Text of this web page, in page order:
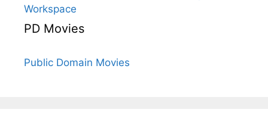
Workspace
PD Movies
Public Domain Movies